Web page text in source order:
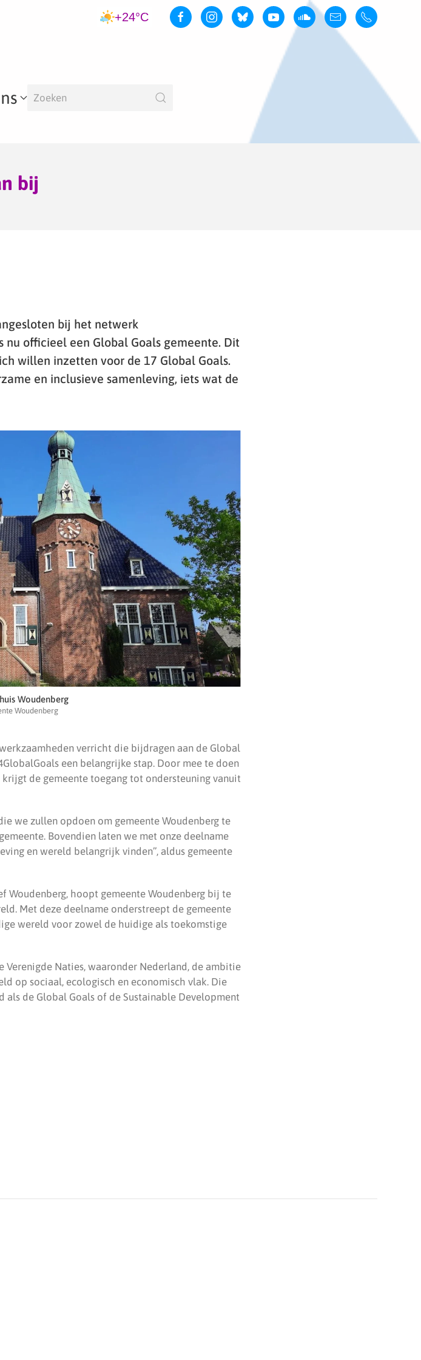
+24°C
bij
bij het netwerk
nu officieel een Global Goals gemeente. Dit
willen inzetten voor de 17 Global Goals.
en inclusieve samenleving, iets wat de
Woudenberg
Woudenberg
verricht die bijdragen aan de Global
een belangrijke stap. Door mee te doen
de gemeente toegang tot ondersteuning vanuit
we zullen opdoen om gemeente Woudenberg te
Bovendien laten we met onze deelname
en wereld belangrijk vinden”, aldus gemeente
Woudenberg, hoopt gemeente Woudenberg bij te
Met deze deelname onderstreept de gemeente
wereld voor zowel de huidige als toekomstige
Verenigde Naties, waaronder Nederland, de ambitie
op sociaal, ecologisch en economisch vlak. Die
de Global Goals of de Sustainable Development